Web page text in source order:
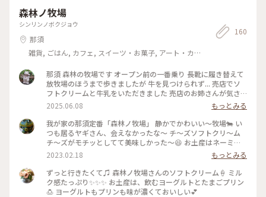
森林ノ牧場
シンリンノボクジョウ
那須
雑貨, ごはん, カフェ, スイーツ・お菓子, アート・カ
やげ
160
那須 森林の牧場です オープン前の一番乗り 長靴に履き替えて
放牧場のほうまで歩きましたが 牛を見つけられず... 売店でソ
フトクリームと牛乳をいただきました 売店のお姉さんが気さ
くに声をかけてくれて 楽しかったです 牛乳の瓶が可愛いく
て、持って帰っていいか聞いたら、サッと水洗いしてくれまし
た 今度は料理を食べに行きたいです☺️ #森林ノ牧場 #那須
2025.06.08
もっとみる
我が家の那須定番「森林ノ牧場」 静かでかわいい～牧場🐄 い
つも居るヤギさん、会えなかったな～ チ～ズソフトクリ～ム
チ～ズがモチッとしてて美味しかった～😆 お土産はネーミン
グが凄い❓️いのちのミートソース(これウマウマ) ・バターのい
とこ・ビーフジャーキ 那須、最高～😀 #森林ノ牧場 #Myこと
りっぷ
2023.02.18
もっとみる
ずっと行きたくて♫ 森林ノ牧場さんのソフトクリーム🍦 ミル
ク感たっぷり✨✨✨ お土産は、飲むヨーグルトとたまごプリン
🍮 ヨーグルトもプリンも味が濃くておいしい💕